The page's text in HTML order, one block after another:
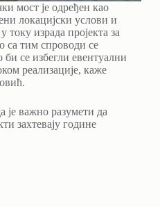
мост је одређен као
локацијски услови и
току израда пројекта за
са тим спроводи се
се избегли евентуални
реализације, каже
је важно разумети да
захтевају године